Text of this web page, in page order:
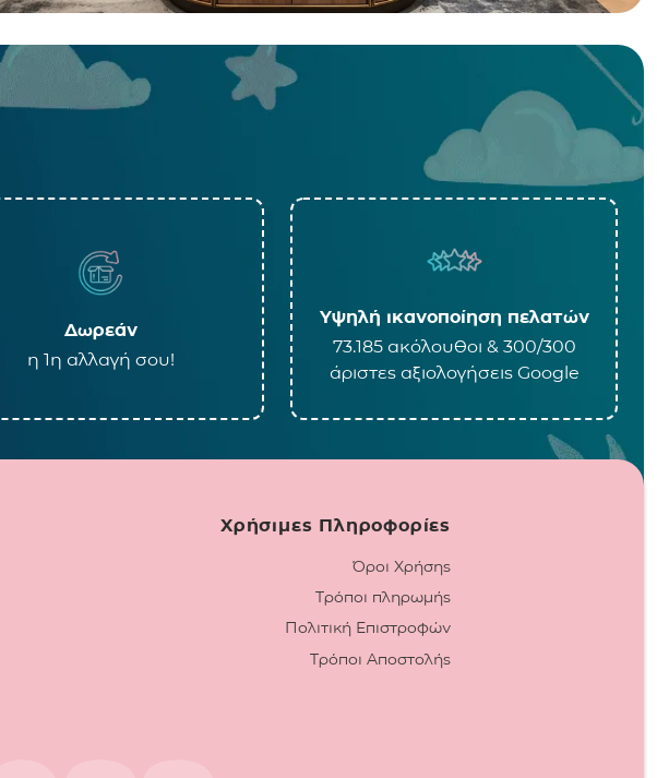
Δωρεάν
η 1η αλλαγή σου!
Υψηλή ικανοποίηση πελατών
73.185 ακόλουθοι & 300/300
άριστες αξιολογήσεις Google
Χρήσιμες Πληροφορίες
Όροι Χρήσης
Τρόποι πληρωμής
Πολιτική Επιστροφών
Τρόποι Αποστολής